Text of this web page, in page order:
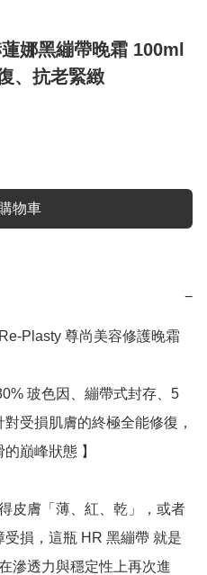
蓮娜黑繃帶晚霜 100ml
、抗老緊緻
物車
−
Plasty 尊尚美容修護晚霜
玻色因、繃帶式封存、5
受損肌膚的終極全能修復，
巔峰狀態 】
皮膚「薄、紅、乾」，或者
損，這瓶 HR 黑繃帶 就是
滲透力與穩定性上再次進